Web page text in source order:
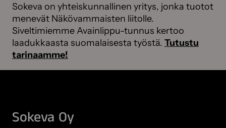
Sokeva on yhteiskunnallinen yritys, jonka tuotot
menevät Näkövammaisten liitolle.
Siveltimiemme Avainlippu-tunnus kertoo
laadukkaasta suomalaisesta työstä. Tutustu
tarinaamme!
Sokeva Oy